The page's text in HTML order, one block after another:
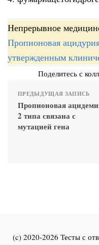
Непрерывное
Пропионовая
утвержденным
Поделитесь с
ПРЕДЫДУЩАЯ ЗАПИСЬ
Пропионовая
2 типа связана с
мутацией гена
(c) 2020-2026 Тесты с